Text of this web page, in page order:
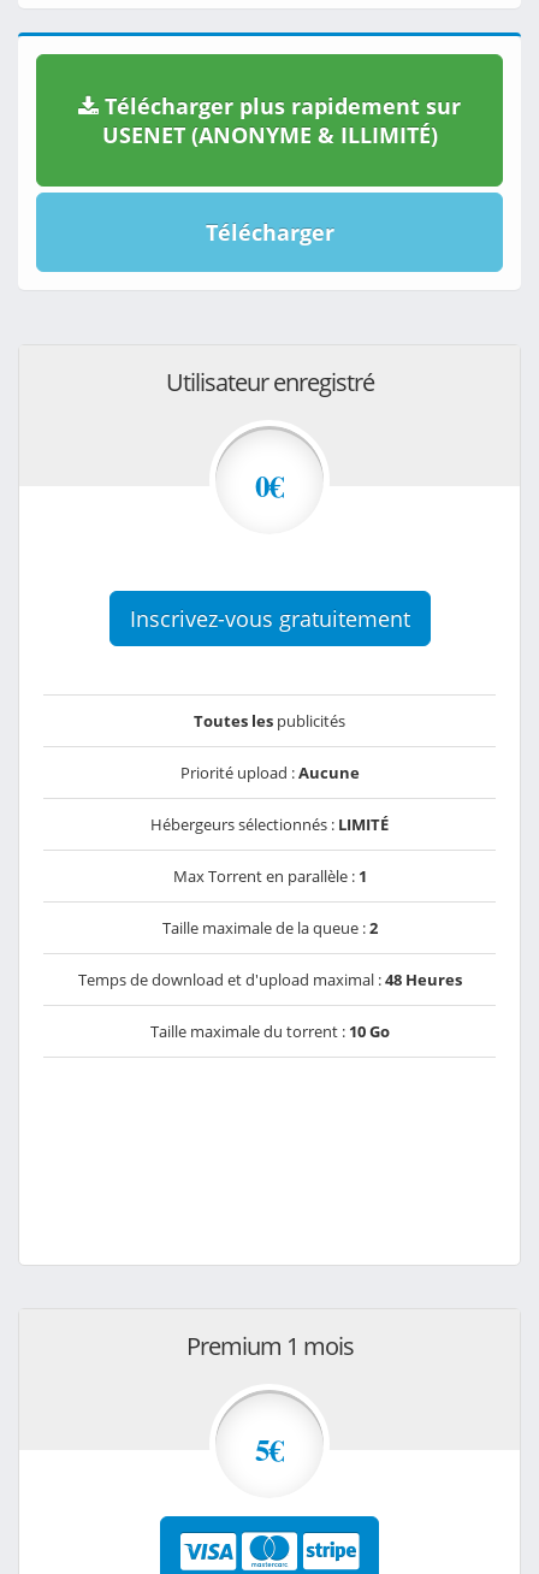
Télécharger plus rapidement sur
USENET (ANONYME & ILLIMITÉ)
Télécharger
Utilisateur enregistré
0€
Inscrivez-vous gratuitement
Toutes les publicités
Priorité upload :Aucune
Hébergeurs sélectionnés : LIMITÉ
Max Torrent en parallèle : 1
Taille maximale de la queue :2
Temps de download et d'upload maximal :48 Heures
Taille maximale du torrent : 10 Go
Premium 1 mois
5€